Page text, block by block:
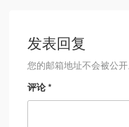
发表回复
您的邮箱地址不会被公开
评论*